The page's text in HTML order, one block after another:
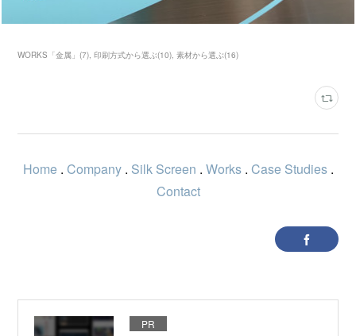
WORKS「金属」(7) 印刷方式から選ぶ(10) 素材から選ぶ(16)
Home . Company. Silk Screen . Works. Case Studies.
Contact
PR